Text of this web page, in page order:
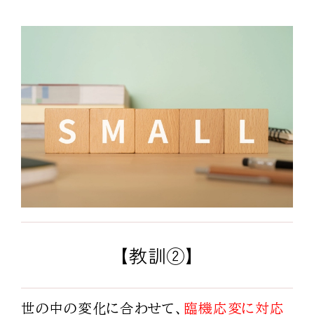
【教訓②】
世の中の変化に合わせて、 臨機応変に対応